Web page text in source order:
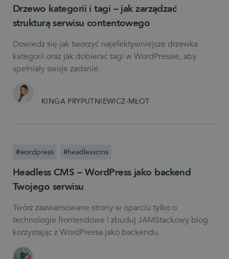
Drzewo kategorii i tagi – jak zarządzać
strukturą serwisu contentowego
Dowiedz się jak tworzyć najefektywniejsze drzewka
kategorii oraz jak dobierać tagi w WordPressie, aby
spełniały swoje zadanie.
KINGA PRYPUTNIEWICZ-MŁOT
#wordpress #headlesscms
Headless CMS – WordPress jako backend
Twojego serwisu
Twórz zaawansowane strony w oparciu tylko o
technologie frontendowe i zbuduj JAMStackowy blog
korzystając z WordPressa jako backendu.